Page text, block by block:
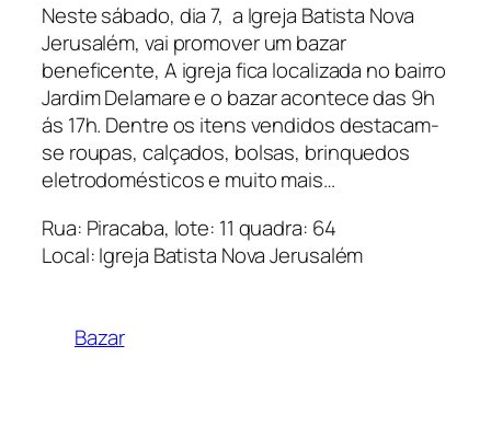
Neste sábado, dia 7, a Igreja Batista Nova
Jerusalém, vai promover um bazar
beneficente, A igreja fica localizada no bairro
Jardim Delamare e o bazar acontece das 9h
ás 17h. Dentre os itens vendidos destacam-
se roupas, calçados, bolsas, brinquedos
eletrodomésticos e muito mais…
Rua: Piracaba, lote: 11 quadra: 64
Local: Igreja Batista Nova Jerusalém
Bazar